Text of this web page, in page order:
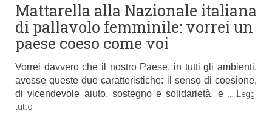
Mattarella alla Nazionale italiana
di pallavolo femminile: vorrei un
paese coeso come voi
Vorrei davvero che il nostro Paese, in tutti gli ambienti,
avesse queste due caratteristiche: il senso di coesione,
di vicendevole aiuto, sostegno e solidarietà, e
Leggi
tutto